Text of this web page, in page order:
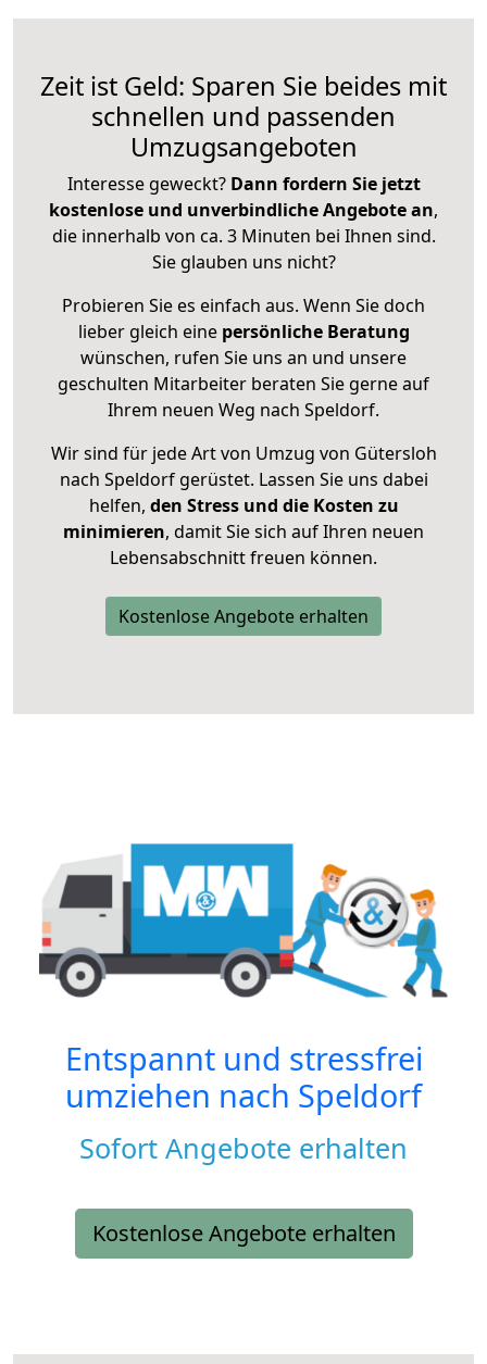
Zeit ist Geld: Sparen Sie beides mit
schnellen und passenden
Umzugsangeboten
Interesse geweckt? Dann fordern Sie jetzt
kostenlose und unverbindliche Angebote an,
die innerhalb von ca. 3 Minuten bei Ihnen sind.
Sie glauben uns nicht?
Probieren Sie es einfach aus. Wenn Sie doch
lieber gleich eine persönliche Beratung
wünschen, rufen Sie uns an und unsere
geschulten Mitarbeiter beraten Sie gerne auf
Ihrem neuen Weg nach Speldorf.
Wir sind für jede Art von Umzug von Gütersloh
nach Speldorf gerüstet. Lassen Sie uns dabei
helfen, den Stress und die Kosten zu
minimieren, damit Sie sich auf Ihren neuen
Lebensabschnitt freuen können.
Kostenlose Angebote erhalten
Entspannt und stressfrei
umziehen nach Speldorf
Sofort Angebote erhalten
Kostenlose Angebote erhalten